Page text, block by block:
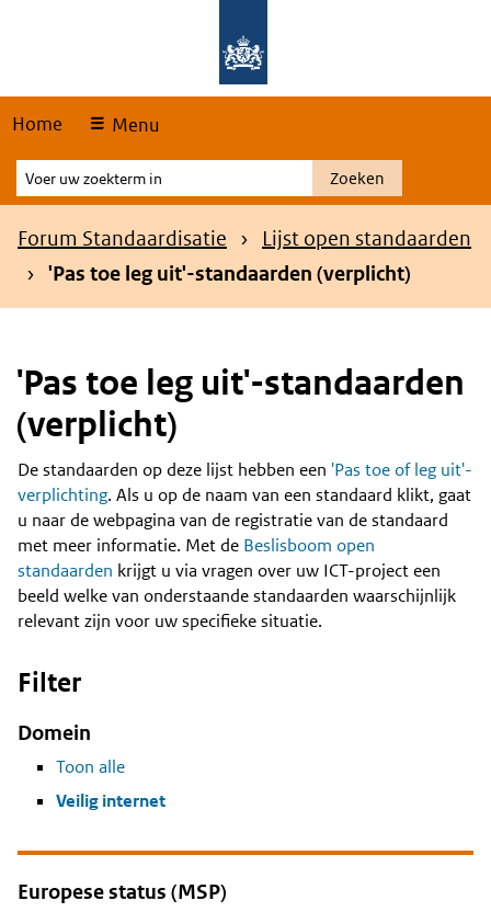
Home Menu
Voer
uw
zoekterm
Zoeken
Kruimelpad
Forum Standaardisatie
Lijst open standaarden
'Pas toe leg uit'-standaarden (verplicht)
'Pas toe leg uit'-standaarden
(verplicht)
Content
De standaarden op deze lijst hebben een 'Pas toe of leg uit'-
verplichting. Als u op de naam van een standaard klikt, gaat
u naar de webpagina van de registratie van de standaard
met meer informatie. Met de Beslisboom open
standaarden krijgt u via vragen over uw ICT-project een
beeld welke van onderstaande standaarden waarschijnlijk
relevant zijn voor uw specifieke situatie.
Filter
Domein
Toon alle
Veilig internet
Europese status (MSP)